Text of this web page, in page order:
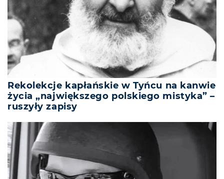
Rekolekcje kapłańskie w Tyńcu na kanwie
życia „największego polskiego mistyka” –
ruszyły zapisy